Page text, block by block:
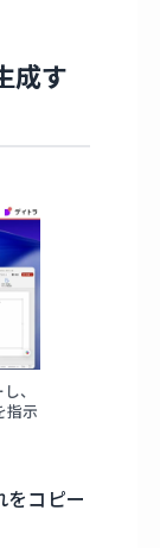
成す
、
指示
をコピー